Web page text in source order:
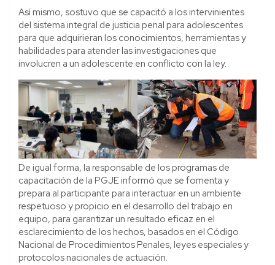
Así mismo, sostuvo que se capacitó a los intervinientes
del sistema integral de justicia penal para adolescentes
para que adquirieran los conocimientos, herramientas y
habilidades para atender las investigaciones que
involucren a un adolescente en conflicto con la ley.
De igual forma, la responsable de los programas de
capacitación de la PGJE informó que se fomenta y
prepara al participante para interactuar en un ambiente
respetuoso y propicio en el desarrollo del trabajo en
equipo, para garantizar un resultado eficaz en el
esclarecimiento de los hechos, basados en el Código
Nacional de Procedimientos Penales, leyes especiales y
protocolos nacionales de actuación.